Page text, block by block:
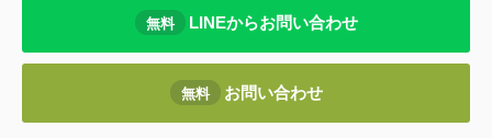
無料 LINEからお問い合わせ
無料 お問い合わせ